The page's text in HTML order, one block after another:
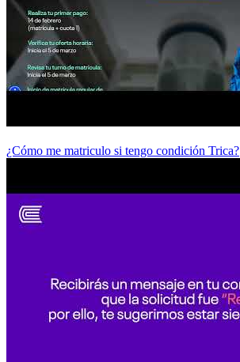
¿Cómo me matriculo si tengo condición Trica?